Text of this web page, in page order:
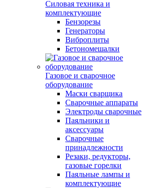
Силовая техника и
комплектующие
Бензорезы
Генераторы
Виброплиты
Бетономешалки
Газовое и сварочное
оборудование
Маски сварщика
Сварочные аппараты
Электроды сварочные
Паяльники и
аксессуары
Сварочные
принадлежности
Резаки, редукторы,
газовые горелки
Паяльные лампы и
комплектующие